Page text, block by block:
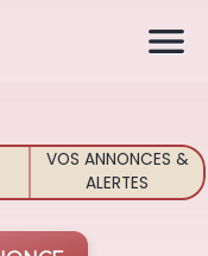
VOS ANNONCES &
ALERTES
